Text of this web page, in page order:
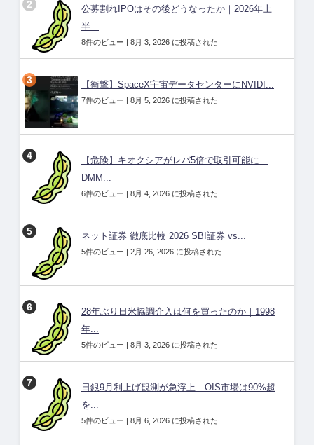
公募割れIPOはその後どうなったか｜2026年上
半...
8件のビュー | 8月 3, 2026 に投稿された
【衝撃】SpaceX宇宙データセンターにNVIDI...
7件のビュー | 8月 5, 2026 に投稿された
【危険】キオクシアがレバ5倍で取引可能に…
DMM...
6件のビュー | 8月 4, 2026 に投稿された
ネット証券 徹底比較 2026 SBI証券 vs...
5件のビュー | 2月 26, 2026 に投稿された
28年ぶり日米協調介入は何を買ったのか｜1998
年...
5件のビュー | 8月 3, 2026 に投稿された
日銀9月利上げ観測が急浮上｜OIS市場は90%超
を...
5件のビュー | 8月 6, 2026 に投稿された